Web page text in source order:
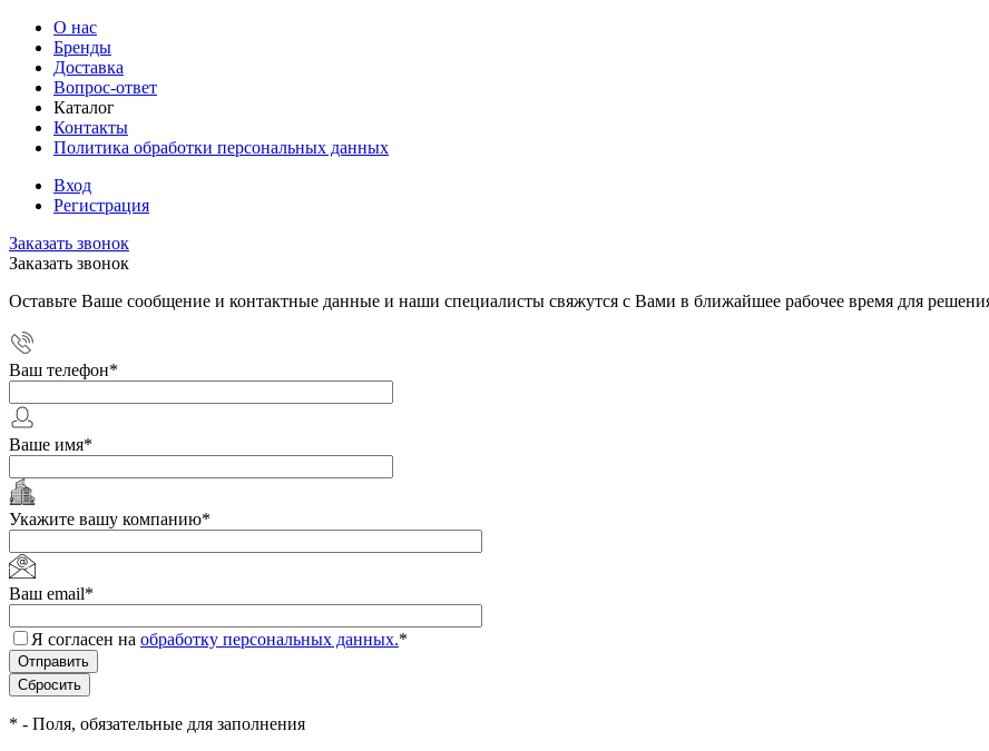
О нас
Бренды
Доставка
Вопрос-ответ
Каталог
Контакты
Политика обработки персональных данных
Вход
Регистрация
Заказать звонок
Заказать звонок
Оставьте Ваше сообщение и контактные данные и наши специалисты свяжутся с Вами в ближайшее рабочее время для
Ваш телефон*
Ваше имя*
Укажите вашу компанию*
Ваш email*
Я согласен на обработку персональных данных.*
* - Поля, обязательные для заполнения